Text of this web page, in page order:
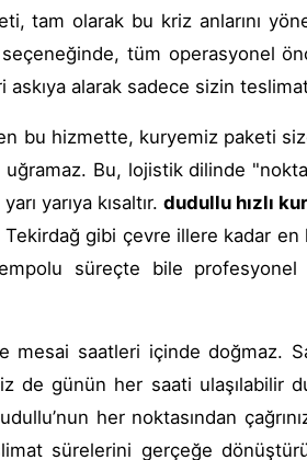
tam olarak bu kriz anlarını
seçeneğinde, tüm operasyonel
alarak sadece sizin
bu hizmette, kuryemiz paketi
Bu, lojistik dilinde
yarıya kısaltır.dudullu hızlı
gibi çevre illere kadar
süreçte bile
mesai saatleri içinde
de günün her saati ulaşılabilir
her noktasından
sürelerini gerçeğe